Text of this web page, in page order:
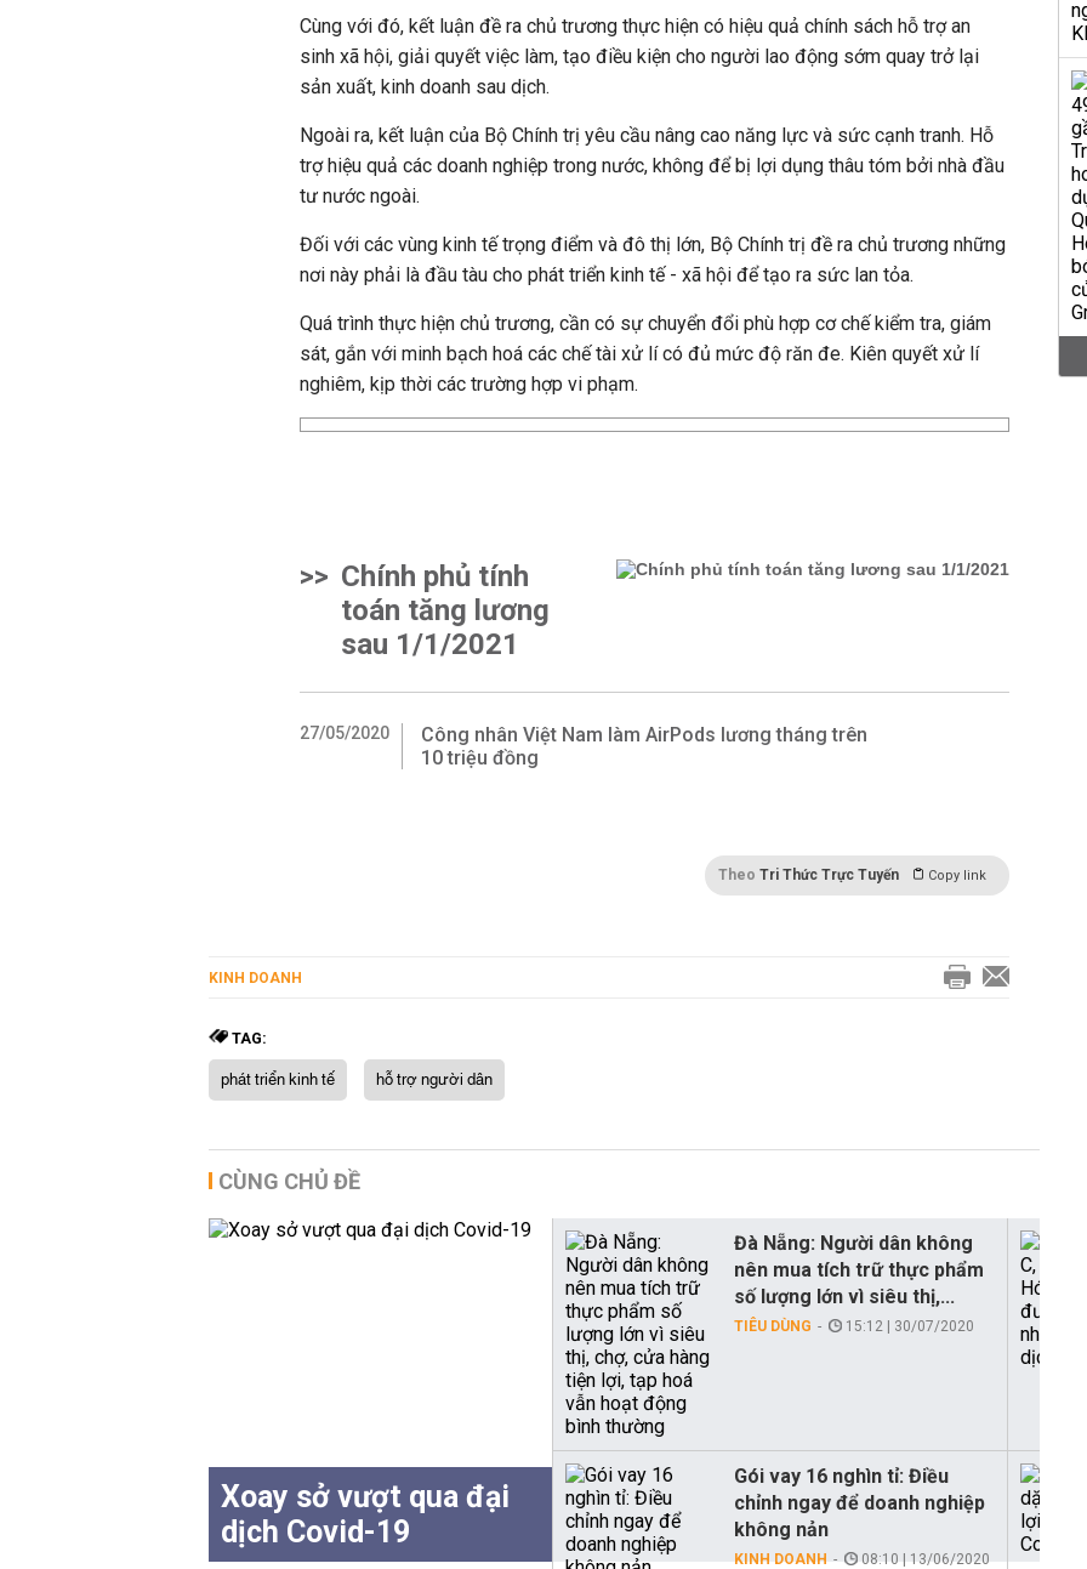
Cùng với đó, kết luận đề ra chủ trương thực hiện có hiệu quả chính sách hỗ trợ an
sinh xã hội, giải quyết việc làm, tạo điều kiện cho người lao động sớm quay trở lại
sản xuất, kinh doanh sau dịch.
Ngoài ra, kết luận của Bộ Chính trị yêu cầu nâng cao năng lực và sức cạnh tranh. Hỗ
trợ hiệu quả các doanh nghiệp trong nước, không để bị lợi dụng thâu tóm bởi nhà đầu
tư nước ngoài.
Đối với các vùng kinh tế trọng điểm và đô thị lớn, Bộ Chính trị đề ra chủ trương những
nơi này phải là đầu tàu cho phát triển kinh tế - xã hội để tạo ra sức lan tỏa.
Quá trình thực hiện chủ trương, cần có sự chuyển đổi phù hợp cơ chế kiểm tra, giám
sát, gắn với minh bạch hoá các chế tài xử lí có đủ mức độ răn đe. Kiên quyết xử lí
nghiêm, kịp thời các trường hợp vi phạm.
>> Chính phủ tính
toán tăng lương
sau 1/1/2021
27/05/2020
Công nhân Việt Nam làm AirPods lương tháng trên
10 triệu đồng
Theo Tri Thức Trực Tuyến Copy link
KINH DOANH
TAG:
phát triển kinh tế hỗ trợ người dân
CÙNG CHỦ ĐỀ
Xoay sở vượt qua đại
dịch Covid-19
Đà Nẵng: Người dân không
nên mua tích trữ thực phẩm
số lượng lớn vì siêu thị,...
TIÊU DÙNG 15:12 | 30/07/2020
Gói vay 16 nghìn tỉ: Điều
chỉnh ngay để doanh nghiệp
không nản
KINH DOANH 08:10 | 13/06/2020